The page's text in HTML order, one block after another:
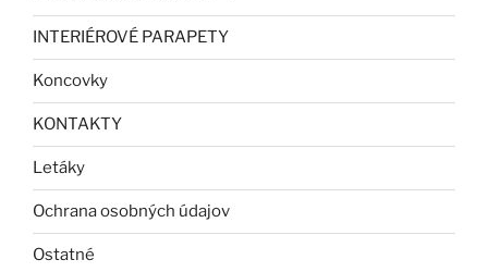
INTERIÉROVÉ PARAPETY
Koncovky
KONTAKTY
Letáky
Ochrana osobných údajov
Ostatné